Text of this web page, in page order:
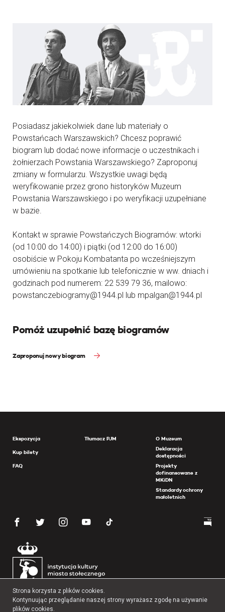
Posiadasz jakiekolwiek dane lub materiały o
Powstańcach Warszawskich? Chcesz poprawić
biogram lub dodać nowe informacje o uczestnikach i
żołnierzach Powstania Warszawskiego? Zaproponuj
zmiany w formularzu. Wszystkie uwagi będą
weryfikowanie przez grono historyków Muzeum
Powstania Warszawskiego i po weryfikacji uzupełniane
w bazie.
Kontakt w sprawie Powstańczych Biogramów: wtorki
(od 10:00 do 14:00) i piątki (od 12:00 do 16:00)
osobiście w Pokoju Kombatanta po wcześniejszym
umówieniu na spotkanie lub telefonicznie w ww. dniach i
godzinach pod numerem: 22 539 79 36, mailowo:
powstanczebiogramy@1944.pl lub mpalgan@1944.pl
Pomóż uzupełnić bazę biogramów
Zaproponuj nowy biogram
Ekspozycja
Kup bilety
FAQ
Tłumacz PJM
O Muzeum
Deklaracja
dostępności
Projekty
dofinansowane z
MKiDN
Standardy ochrony
małoletnich
Strona korzysta z plików cookies.
Kontynuując przeglądanie naszej strony wyrażasz zgodę na używanie
plików cookies.